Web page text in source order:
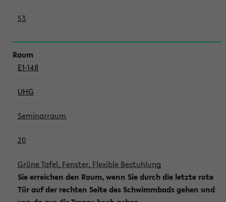
53
E1-148
UHG
Seminarraum
20
Grüne Tafel, Fenster, Flexible Bestuhlung
Sie erreichen den Raum, wenn Sie durch die letzte rote
Tür auf der rechten Seite des Schwimmbads gehen und